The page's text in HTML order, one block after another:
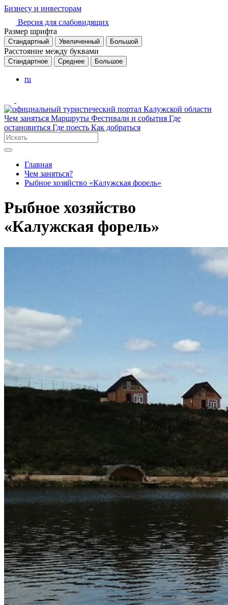
Бизнесу и инвесторам
Версия для слабовидящих
Размер шрифта
Стандартный Увеличенный Большой
Расстояние между буквами
Стандартное Среднее Большое
ru
Чем заняться Маршруты Фестивали и события Где
остановиться Где поесть Как добраться
Главная
Чем заняться?
Рыбное хозяйство «Калужская форель»
Рыбное хозяйство
«Калужская форель»